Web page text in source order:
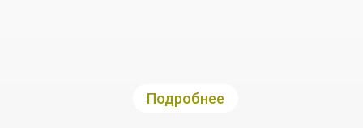
Подробнее